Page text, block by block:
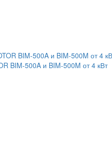
BIM-500A и BIM-500M от 4 кВт